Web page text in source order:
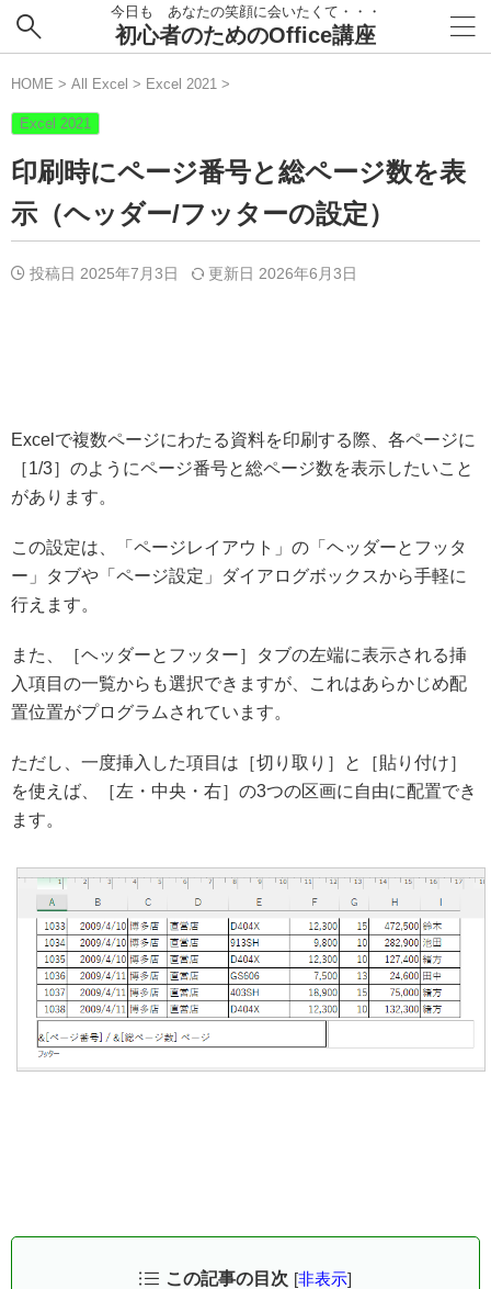
今日も あなたの笑顔に会いたくて・・・
初心者のためのOffice講座
HOME > All Excel > Excel 2021 >
Excel 2021
印刷時にページ番号と総ページ数を表
示（ヘッダー/フッターの設定）
投稿日 2025年7月3日 更新日 2026年6月3日
Excelで複数ページにわたる資料を印刷する際、各ページに
［1/3］のようにページ番号と総ページ数を表示したいこと
があります。
この設定は、「ページレイアウト」の「ヘッダーとフッタ
ー」タブや「ページ設定」ダイアログボックスから手軽に
行えます。
また、［ヘッダーとフッター］タブの左端に表示される挿
入項目の一覧からも選択できますが、これはあらかじめ配
置位置がプログラムされています。
ただし、一度挿入した項目は［切り取り］と［貼り付け］
を使えば、［左・中央・右］の3つの区画に自由に配置でき
ます。
この記事の目次 [非表示]